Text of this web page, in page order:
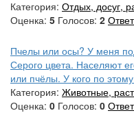
Категория: Отдых, досуг,
Оценка: 5 Голосов: 2
Пчелы или осы? У меня
Серого цвета. Населяют
или пчёлы. У кого по
Категория: Животные,
Оценка: 0 Голосов: 0